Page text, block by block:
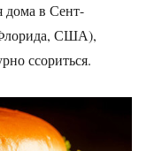
дома в Сент-
США),
ссориться.